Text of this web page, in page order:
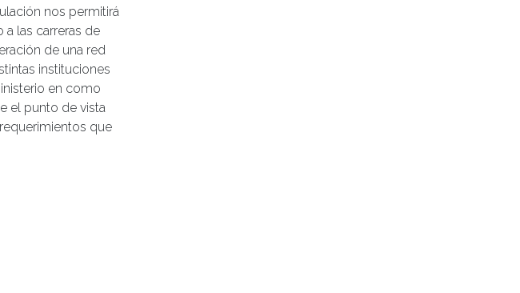
nos permitirá
las carreras de
de una red
instituciones
en como
el punto de vista
que